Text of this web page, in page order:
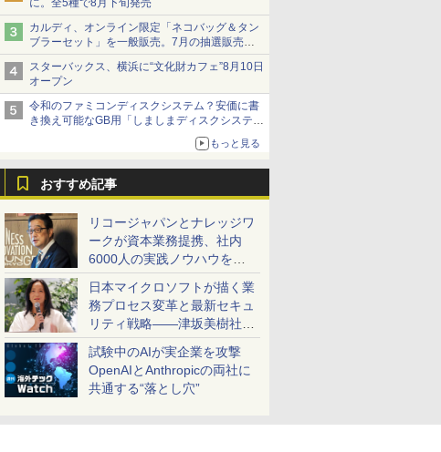
に。全5種で8月下旬発売
カルディ、オンライン限定「ネコバッグ＆タン
ブラーセット」を一般販売。7月の抽選販売の
当選無効分
スターバックス、横浜に“文化財カフェ”8月10日
オープン
令和のファミコンディスクシステム？安価に書
き換え可能なGB用「しましまディスクシステ
もっと見る
おすすめ記事
リコージャパンとナレッジワ
ークが資本業務提携、社内
6000人の実践ノウハウを生
かした「AI商談記録 for
RICOH」を展開へ
日本マイクロソフトが描く業
務プロセス変革と最新セキュ
リティ戦略――津坂美樹社長
が2027年度戦略を説明
試験中のAIが実企業を攻撃
OpenAIとAnthropicの両社に
共通する“落とし穴”